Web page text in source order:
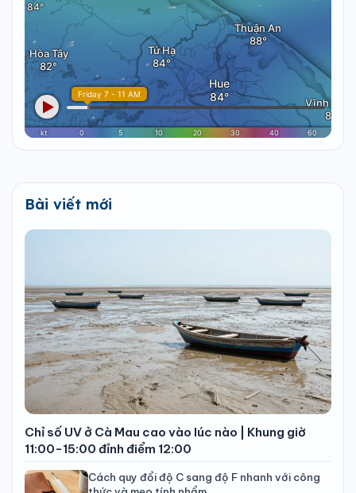
Bài viết mới
Chỉ số UV ở Cà Mau cao vào lúc nào | Khung giờ
11:00-15:00 đỉnh điểm 12:00
Cách quy đổi độ C sang độ F nhanh với công